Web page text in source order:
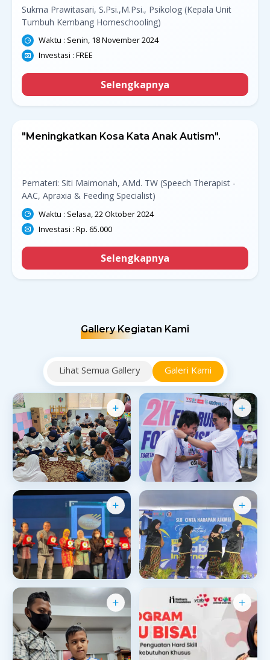
Sukma Prawitasari, S.Psi.,M.Psi., Psikolog (Kepala Unit
Tumbuh Kembang Homeschooling)
Waktu : Senin, 18 November 2024
Investasi : FREE
Selengkapnya
"Meningkatkan Kosa Kata Anak Autism".
Pemateri: Siti Maimonah, AMd. TW (Speech Therapist -
AAC, Apraxia & Feeding Specialist)
Waktu : Selasa, 22 Oktober 2024
Investasi : Rp. 65.000
Selengkapnya
Gallery Kegiatan Kami
Lihat Semua Gallery Galeri Kami
20260724 163636
CSR · YCHI x PT Satya
Petroleum Nusantara
Event · Fun Run 2024
IBK AWARD1
Penghargaan
Hdisabilitas3
.thumbs · Event